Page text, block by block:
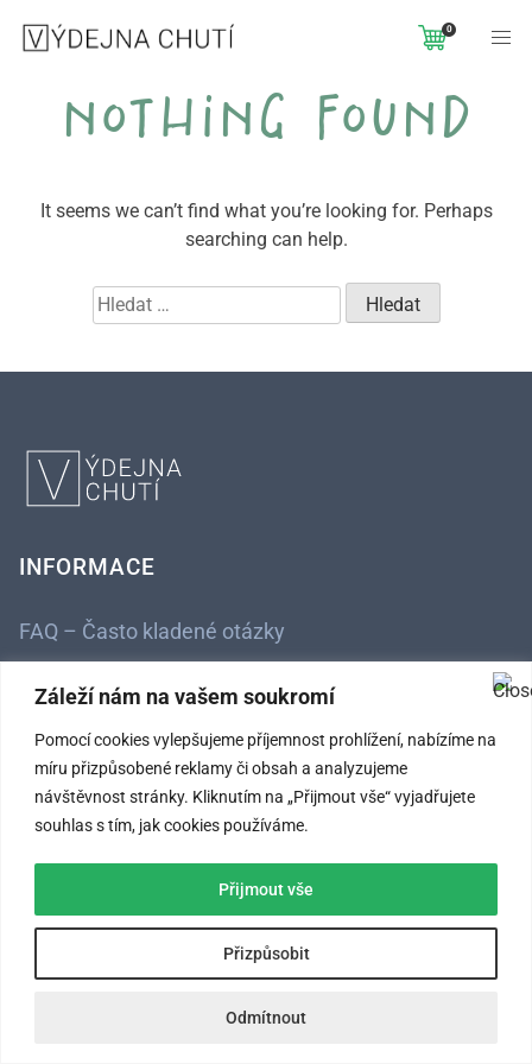
Záleží nám na vašem soukromí
Pomocí cookies vylepšujeme příjemnost prohlížení, nabízíme na
míru přizpůsobené reklamy či obsah a analyzujeme
návštěvnost stránky. Kliknutím na „Přijmout vše“ vyjadřujete
souhlas s tím, jak cookies používáme.
Přizpůsobit
Odmítnout
Přijmout vše
0
nothing found
It seems we can’t find what you’re looking for. Perhaps
searching can help.
Vyhledávání
INFORMACE
FAQ – Často kladené otázky
Ochrana osobních údajů
SLEDUJTE NÁS